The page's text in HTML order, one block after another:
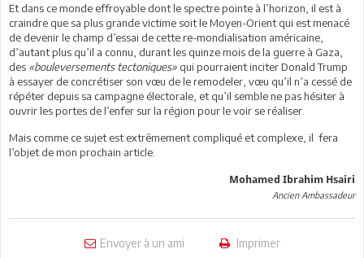
Et dans ce monde effroyable dont le spectre pointe à l’horizon, il est à
craindre que sa plus grande victime soit le Moyen-Orient qui est menacé
de devenir le champ d’essai de cette re-mondialisation américaine,
d’autant plus qu’il a connu, durant les quinze mois de la guerre à Gaza,
des «bouleversements tectoniques» qui pourraient inciter Donald Trump
à essayer de concrétiser son vœu de le remodeler, vœu qu’il n’a cessé de
répéter depuis sa campagne électorale, et qu’il semble ne pas hésiter à
ouvrir les portes de l’enfer sur la région pour le voir se réaliser.
Mais comme ce sujet est extrêmement compliqué et complexe, il fera
l’objet de mon prochain article.
Mohamed Ibrahim Hsairi
Ancien Ambassadeur
Envoyer à un ami Imprimer